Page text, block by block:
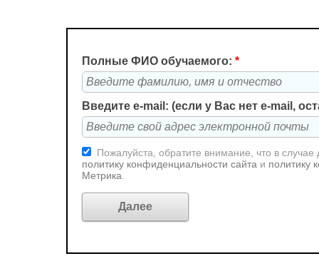
Полные ФИО обучаемого: *
Введите e-mail: (если у Вас нет e-mail,
Пожалуйста, обратите внимание, что в
политику конфиденциальности сайта и политику
Метрика